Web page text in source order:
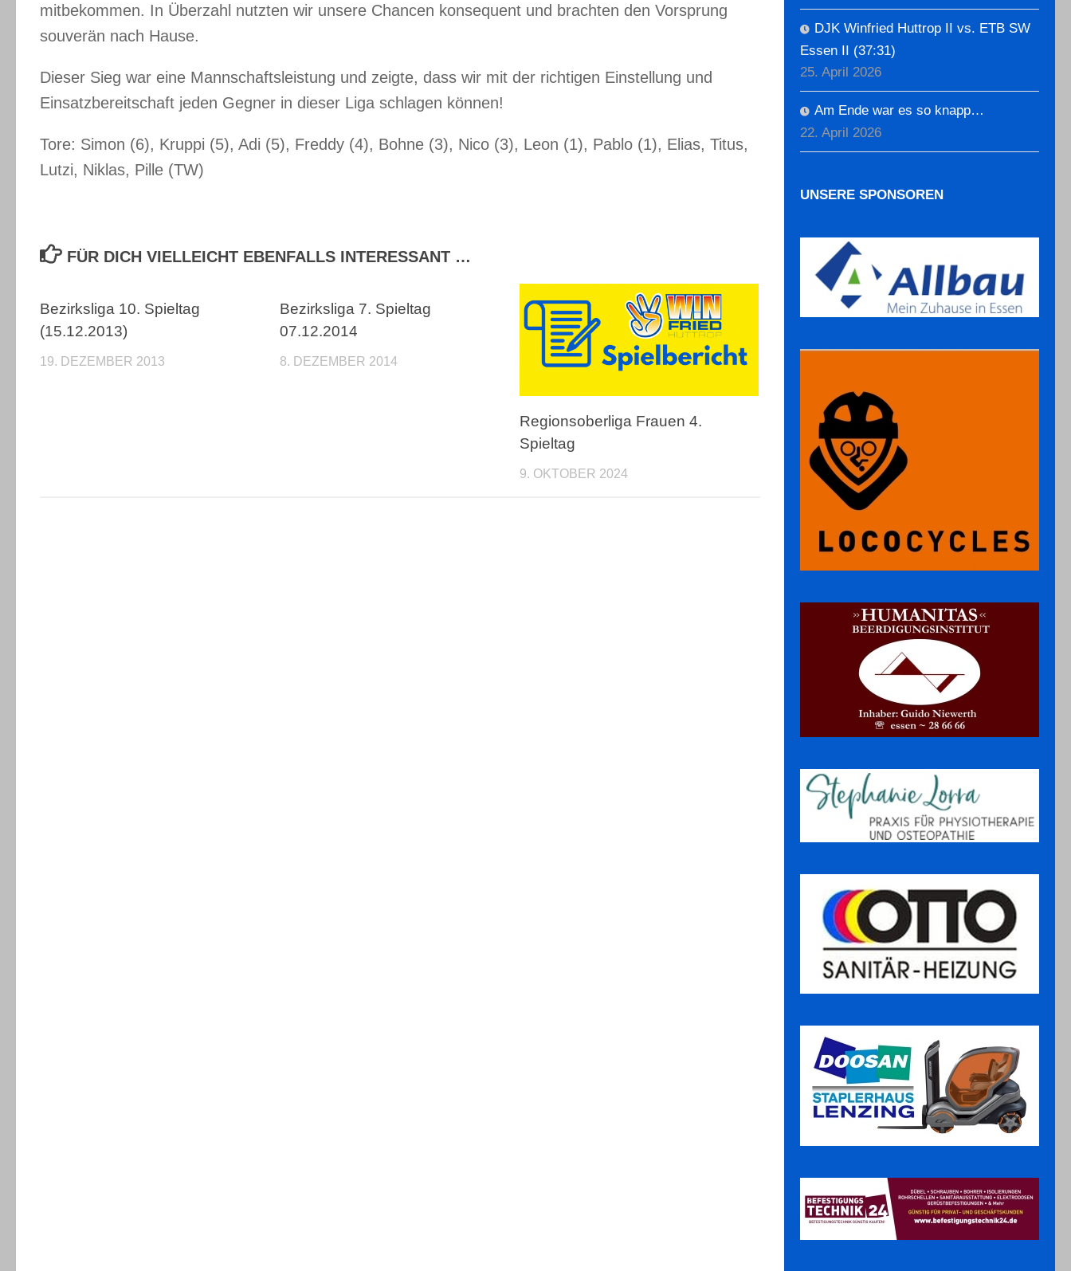
mitbekommen. In Überzahl nutzten wir unsere Chancen konsequent und brachten den Vorsprung
souverän nach Hause.
Dieser Sieg war eine Mannschaftsleistung und zeigte, dass wir mit der richtigen Einstellung und
Einsatzbereitschaft jeden Gegner in dieser Liga schlagen können!
Tore: Simon (6), Kruppi (5), Adi (5), Freddy (4), Bohne (3), Nico (3), Leon (1), Pablo (1), Elias, Titus,
Lutzi, Niklas, Pille (TW)
FÜR DICH VIELLEICHT EBENFALLS INTERESSANT …
Bezirksliga 10. Spieltag
(15.12.2013)
19. DEZEMBER 2013
Bezirksliga 7. Spieltag
07.12.2014
8. DEZEMBER 2014
Regionsoberliga Frauen 4.
Spieltag
9. OKTOBER 2024
DJK Winfried Huttrop II vs. ETB SW
Essen II (37:31)
25. April 2026
Am Ende war es so knapp…
22. April 2026
UNSERE SPONSOREN